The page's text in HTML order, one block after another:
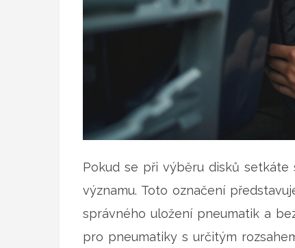
Pokud se při výběru disků
významu. Toto označení
správného uložení pneumatik a
pro pneumatiky s určitým